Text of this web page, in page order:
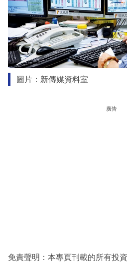
圖片：新傳媒資料室
廣告
免責聲明：本專頁刊載的所有投